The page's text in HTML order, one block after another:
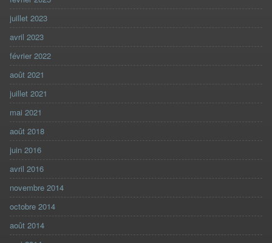
juillet 2023
avril 2023
février 2022
août 2021
juillet 2021
mai 2021
août 2018
juin 2016
avril 2016
novembre 2014
octobre 2014
août 2014